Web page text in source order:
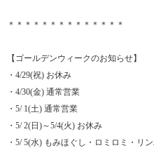
＊＊＊＊＊＊＊＊＊＊＊＊＊＊
【ゴールデンウィークのお知らせ】
・4/29(祝) お休み
・4/30(金) 通常営業
・5/ 1(土) 通常営業
・5/ 2(日)～5/4(火) お休み
・5/ 5(水) もみほぐし・ロミロミ・リ